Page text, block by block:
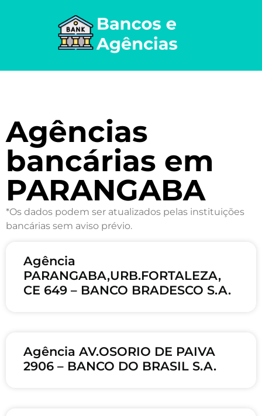
Agências
bancárias em
PARANGABA
*Os dados podem ser atualizados pelas instituições
bancárias sem aviso prévio.
Agência
PARANGABA,URB.FORTALEZA,
CE 649 – BANCO BRADESCO S.A.
Agência AV.OSORIO DE PAIVA
2906 – BANCO DO BRASIL S.A.